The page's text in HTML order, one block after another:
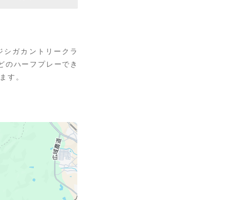
ガカントリークラ
のハーフプレーでき
す。